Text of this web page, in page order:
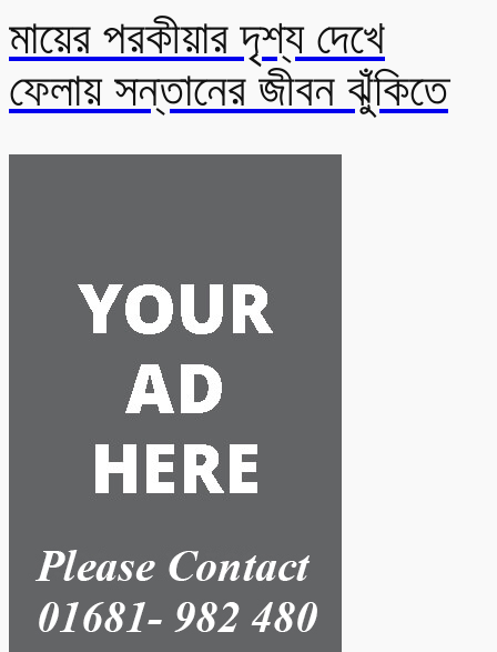
মায়ের পরকীয়ার দৃশ্য দেখে
ফেলায় সন্তানের জীবন ঝুঁকিতে